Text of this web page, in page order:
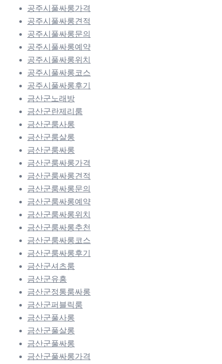
공주시풀싸롱가격
공주시풀싸롱견적
공주시풀싸롱문의
공주시풀싸롱예약
공주시풀싸롱위치
공주시풀싸롱코스
공주시풀싸롱후기
금산군노래방
금산군란제리룸
금산군룸사롱
금산군룸살롱
금산군룸싸롱
금산군룸싸롱가격
금산군룸싸롱견적
금산군룸싸롱문의
금산군룸싸롱예약
금산군룸싸롱위치
금산군룸싸롱추천
금산군룸싸롱코스
금산군룸싸롱후기
금산군셔츠룸
금산군유흥
금산군정통룸싸롱
금산군퍼블릭룸
금산군풀사롱
금산군풀살롱
금산군풀싸롱
금산군풀싸롱가격